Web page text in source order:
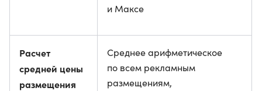
и Максе
Расчет
средней цены
размещения
Среднее арифметическое
по всем рекламным
размещениям,